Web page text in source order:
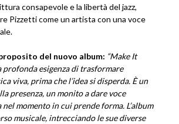
consapevole e la libertà del jazz,
Pizzetti come un artista con una voce
del nuovo album: “Make It
profonda esigenza di trasformare
viva, prima che l’idea si disperda. È un
presenza, un monito a dare voce
nel momento in cui prende forma. L’album
musicale, intrecciando le sue diverse